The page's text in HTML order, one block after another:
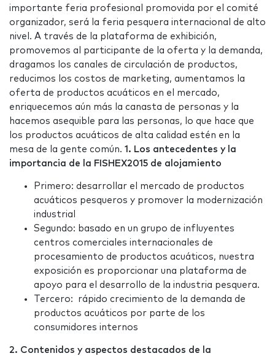
importante feria profesional promovida por el comité
organizador, será la feria pesquera internacional de alto
nivel. A través de la plataforma de exhibición,
promovemos al participante de la oferta y la demanda,
dragamos los canales de circulación de productos,
reducimos los costos de marketing, aumentamos la
oferta de productos acuáticos en el mercado,
enriquecemos aún más la canasta de personas y la
hacemos asequible para las personas, lo que hace que
los productos acuáticos de alta calidad estén en la
mesa de la gente común. 1. Los antecedentes y la
importancia de la FISHEX2015 de alojamiento
Primero: desarrollar el mercado de productos
acuáticos pesqueros y promover la modernización
industrial
Segundo: basado en un grupo de influyentes
centros comerciales internacionales de
procesamiento de productos acuáticos, nuestra
exposición es proporcionar una plataforma de
apoyo para el desarrollo de la industria pesquera.
Tercero: rápido crecimiento de la demanda de
productos acuáticos por parte de los
consumidores internos
2. Contenidos y aspectos destacados de la